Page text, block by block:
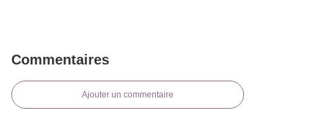
Commentaires
Ajouter un commentaire